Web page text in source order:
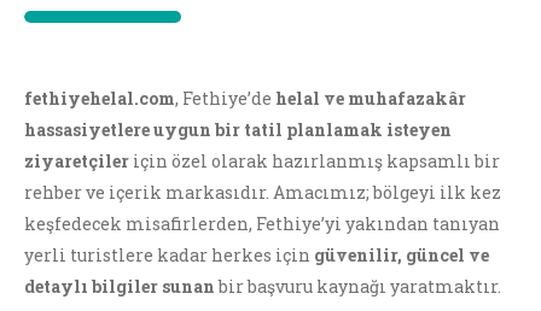
fethiyehelal.com, Fethiye’de helal ve muhafazakâr
hassasiyetlere uygun bir tatil planlamak isteyen
ziyaretçiler için özel olarak hazırlanmış kapsamlı bir
rehber ve içerik markasıdır. Amacımız; bölgeyi ilk kez
keşfedecek misafirlerden, Fethiye’yi yakından tanıyan
yerli turistlere kadar herkes için güvenilir, güncel ve
detaylı bilgiler sunanbir başvuru kaynağı yaratmaktır.